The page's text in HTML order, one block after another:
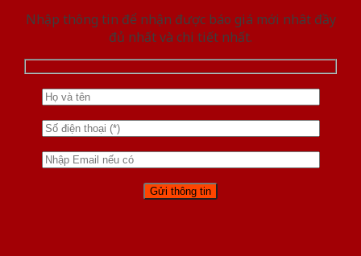
Nhập thông tin để nhận được báo giá mới nhât đầy
đủ nhất và chi tiết nhất.